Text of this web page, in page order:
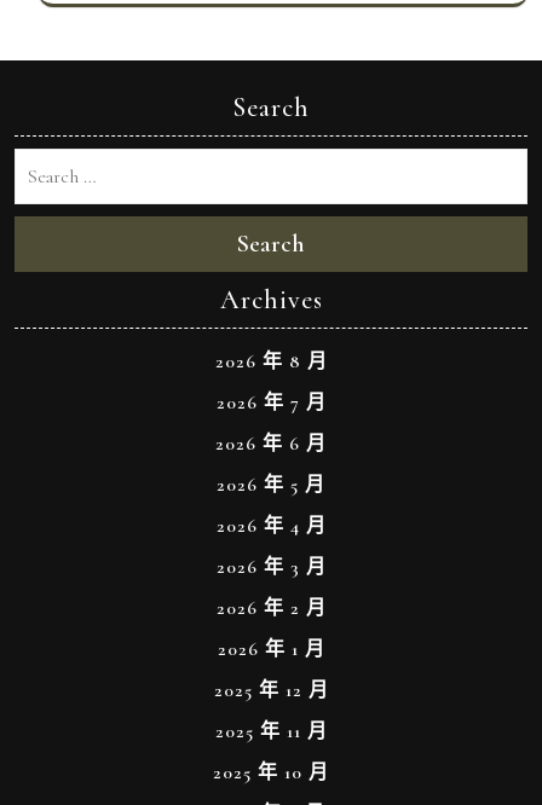
Search
Search
Archives
2026 年 8 月
2026 年 7 月
2026 年 6 月
2026 年 5 月
2026 年 4 月
2026 年 3 月
2026 年 2 月
2026 年 1 月
2025 年 12 月
2025 年 11 月
2025 年 10 月